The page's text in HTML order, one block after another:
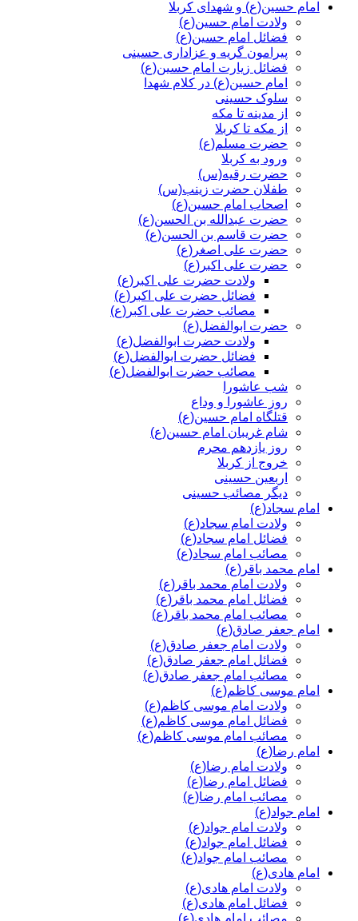
امام حسین(ع) و شهدای کربلا
ولادت امام حسین(ع)
فضائل امام حسین(ع)
پیرامون گریه و عزاداری حسینی
فضائل زیارت امام حسین(ع)
امام حسین(ع) در کلام شهدا
سلوک حسینی
از مدینه تا مکه
از مکه تا کربلا
حضرت مسلم(ع)
ورود به کربلا
حضرت رقیه(س)
طفلان حضرت زینب(س)
اصحاب امام حسین(ع)
حضرت عبدالله بن الحسن(ع)
حضرت قاسم بن الحسن(ع)
حضرت علی اصغر(ع)
حضرت علی اکبر(ع)
ولادت حضرت علی اکبر(ع)
فضائل حضرت علی اکبر(ع)
مصائب حضرت علی اکبر(ع)
حضرت ابوالفضل(ع)
ولادت حضرت ابوالفضل(ع)
فضائل حضرت ابوالفضل(ع)
مصائب حضرت ابوالفضل(ع)
شب عاشورا
روز عاشورا و وداع
قتلگاه امام حسین(ع)
شام غریبان امام حسین(ع)
روز یازدهم محرم
خروج از کربلا
اربعین حسینی
دیگر مصائب حسینی
امام سجاد(ع)
ولادت امام سجاد(ع)
فضائل امام سجاد(ع)
مصائب امام سجاد(ع)
امام محمد باقر(ع)
ولادت امام محمد باقر(ع)
فضائل امام محمد باقر(ع)
مصائب امام محمد باقر(ع)
امام جعفر صادق(ع)
ولادت امام جعفر صادق(ع)
فضائل امام جعفر صادق(ع)
مصائب امام جعفر صادق(ع)
امام موسی کاظم(ع)
ولادت امام موسی کاظم(ع)
فضائل امام موسی کاظم(ع)
مصائب امام موسی کاظم(ع)
امام رضا(ع)
ولادت امام رضا(ع)
فضائل امام رضا(ع)
مصائب امام رضا(ع)
امام جواد(ع)
ولادت امام جواد(ع)
فضائل امام جواد(ع)
مصائب امام جواد(ع)
امام هادی(ع)
ولادت امام هادی(ع)
فضائل امام هادی(ع)
مصائب امام هادی(ع)